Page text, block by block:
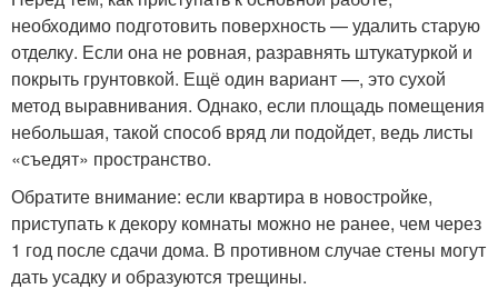
необходимо подготовить поверхность — удалить старую
отделку. Если она не ровная, разравнять штукатуркой и
покрыть грунтовкой. Ещё один вариант —, это сухой
метод выравнивания. Однако, если площадь помещения
небольшая, такой способ вряд ли подойдет, ведь листы
«съедят» пространство.
Обратите внимание: если квартира в новостройке,
приступать к декору комнаты можно не ранее, чем через
1 год после сдачи дома. В противном случае стены могут
дать усадку и образуются трещины.